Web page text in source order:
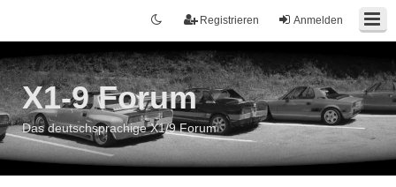
Anmelden
Registrieren
X1-9 Forum
Das deutschsprachige X1/9 Forum